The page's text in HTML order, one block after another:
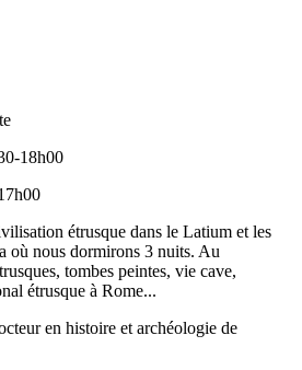
18h00
étrusque dans le Latium et les
où nous dormirons 3 nuits. Au
tombes peintes, vie cave,
étrusque à Rome...
en histoire et archéologie de